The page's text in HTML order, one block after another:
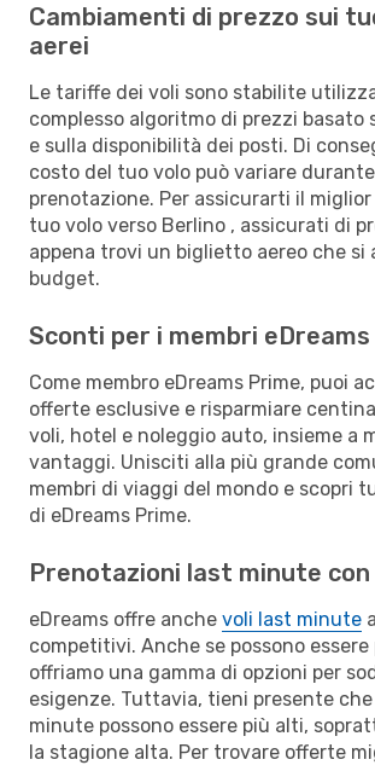
Cambiamenti di prezzo sui
aerei
Le tariffe dei voli sono stabilite
complesso algoritmo di prezzi basato
e sulla disponibilità dei posti. Di
costo del tuo volo può variare
prenotazione. Per assicurarti il miglior
tuo volo verso Berlino , assicurati di
appena trovi un biglietto aereo che si
budget.
Sconti per i membri
Come membro eDreams Prime, puoi
offerte esclusive e risparmiare
voli, hotel e noleggio auto, insieme a
vantaggi. Unisciti alla più grande
membri di viaggi del mondo e scopri
di eDreams Prime.
Prenotazioni last minute con
eDreams offre anche voli last minute
competitivi. Anche se possono essere
offriamo una gamma di opzioni per
esigenze. Tuttavia, tieni presente
minute possono essere più alti,
la stagione alta. Per trovare offerte